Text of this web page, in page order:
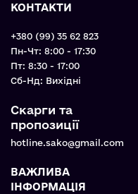
КОНТАКТИ
+380 (99) 35 62 823
Пн-Чт: 8:00 - 17:30
Пт: 8:30 - 17:00
Cб-Нд: Вихідні
Скарги та
пропозиції
hotline.sako@gmail.com
ВАЖЛИВА
ІНФОРМАЦІЯ